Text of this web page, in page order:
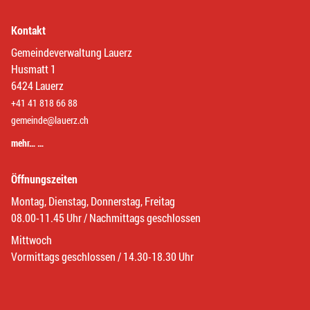
Kontakt
Gemeindeverwaltung Lauerz
Husmatt 1
6424 Lauerz
+41 41 818 66 88
gemeinde@lauerz.ch
mehr… …
Öffnungszeiten
Montag, Dienstag, Donnerstag, Freitag
08.00-11.45 Uhr / Nachmittags geschlossen
Mittwoch
Vormittags geschlossen / 14.30-18.30 Uhr